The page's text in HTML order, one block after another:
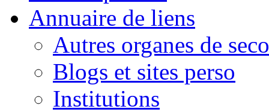
Annuaire de liens
Autres organes de
Blogs et sites perso
Institutions